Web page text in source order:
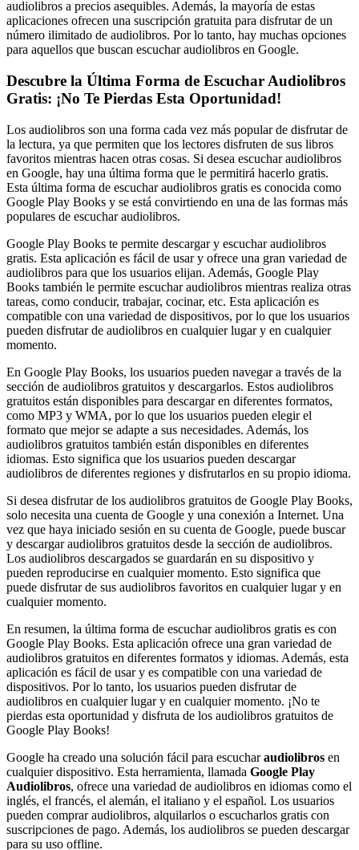
audiolibros a precios asequibles. Además, la mayoría de estas
aplicaciones ofrecen una suscripción gratuita para disfrutar de un
número ilimitado de audiolibros. Por lo tanto, hay muchas opciones
para aquellos que buscan escuchar audiolibros en Google.
Descubre la Última Forma de Escuchar Audiolibros
Gratis: ¡No Te Pierdas Esta Oportunidad!
Los audiolibros son una forma cada vez más popular de disfrutar de
la lectura, ya que permiten que los lectores disfruten de sus libros
favoritos mientras hacen otras cosas. Si desea escuchar audiolibros
en Google, hay una última forma que le permitirá hacerlo gratis.
Esta última forma de escuchar audiolibros gratis es conocida como
Google Play Books y se está convirtiendo en una de las formas más
populares de escuchar audiolibros.
Google Play Books te permite descargar y escuchar audiolibros
gratis. Esta aplicación es fácil de usar y ofrece una gran variedad de
audiolibros para que los usuarios elijan. Además, Google Play
Books también le permite escuchar audiolibros mientras realiza otras
tareas, como conducir, trabajar, cocinar, etc. Esta aplicación es
compatible con una variedad de dispositivos, por lo que los usuarios
pueden disfrutar de audiolibros en cualquier lugar y en cualquier
momento.
En Google Play Books, los usuarios pueden navegar a través de la
sección de audiolibros gratuitos y descargarlos. Estos audiolibros
gratuitos están disponibles para descargar en diferentes formatos,
como MP3 y WMA, por lo que los usuarios pueden elegir el
formato que mejor se adapte a sus necesidades. Además, los
audiolibros gratuitos también están disponibles en diferentes
idiomas. Esto significa que los usuarios pueden descargar
audiolibros de diferentes regiones y disfrutarlos en su propio idioma.
Si desea disfrutar de los audiolibros gratuitos de Google Play Books,
solo necesita una cuenta de Google y una conexión a Internet. Una
vez que haya iniciado sesión en su cuenta de Google, puede buscar
y descargar audiolibros gratuitos desde la sección de audiolibros.
Los audiolibros descargados se guardarán en su dispositivo y
pueden reproducirse en cualquier momento. Esto significa que
puede disfrutar de sus audiolibros favoritos en cualquier lugar y en
cualquier momento.
En resumen, la última forma de escuchar audiolibros gratis es con
Google Play Books. Esta aplicación ofrece una gran variedad de
audiolibros gratuitos en diferentes formatos y idiomas. Además, esta
aplicación es fácil de usar y es compatible con una variedad de
dispositivos. Por lo tanto, los usuarios pueden disfrutar de
audiolibros en cualquier lugar y en cualquier momento. ¡No te
pierdas esta oportunidad y disfruta de los audiolibros gratuitos de
Google Play Books!
Google ha creado una solución fácil para escucharaudiolibros en
cualquier dispositivo. Esta herramienta, llamada Google Play
Audiolibros, ofrece una variedad de audiolibros en idiomas como el
inglés, el francés, el alemán, el italiano y el español. Los usuarios
pueden comprar audiolibros, alquilarlos o escucharlos gratis con
suscripciones de pago. Además, los audiolibros se pueden descargar
para su uso offline.